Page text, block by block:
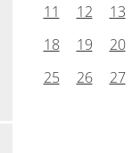
11
12 13
18
19 20
25
26 27